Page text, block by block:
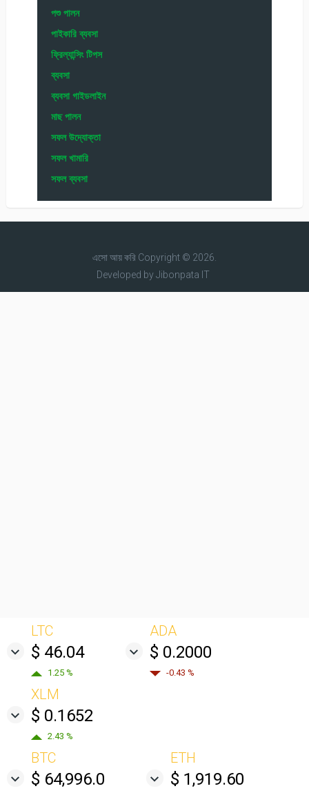
পশু পালন
পাইকারি ব্যবসা
ফ্রিল্যান্সিং টিপস
ব্যবসা
ব্যবসা গাইডলাইন
মাছ পালন
সফল উদ্যোক্তা
সফল খামারি
সফল ব্যবসা
এসো আয় করিCopyright © 2026.
Developed byJibonpata IT
LTC
$ 46.04
1.25 %
ADA
$ 0.2000
-0.43 %
XLM
$ 0.1652
2.43 %
BTC
$ 64,996.0
ETH
$ 1,919.60